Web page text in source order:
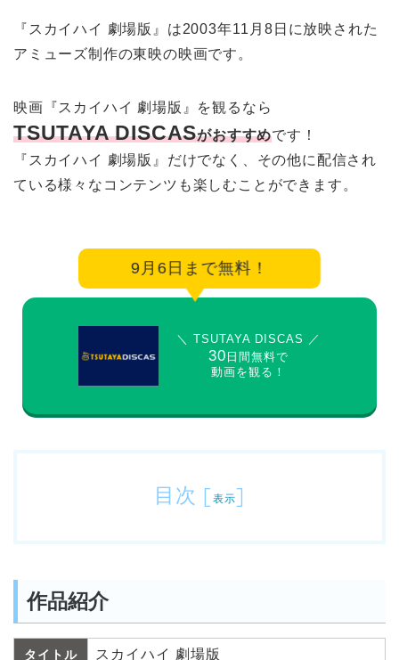
『スカイハイ 劇場版』は2003年11月8日に放映された
アミューズ制作の東映の映画です。
映画『スカイハイ 劇場版』を観るなら
TSUTAYA DISCASがおすすめです！
『スカイハイ 劇場版』だけでなく、その他に配信され
ている様々なコンテンツも楽しむことができます。
9月6日まで無料！
＼ TSUTAYA DISCAS ／
30 日間無料で
動画を観る！
目次 [ 表示]
作品紹介
タイトル スカイハイ 劇場版